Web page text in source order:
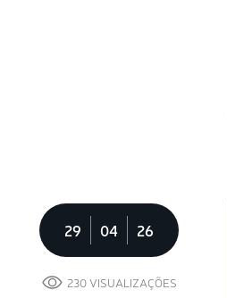
29 04 26
230 VISUALIZAÇÕES